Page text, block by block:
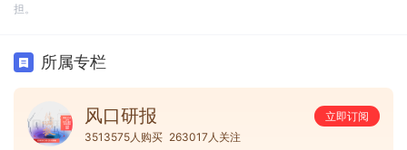
担。
所属专栏
风口研报
立即订阅
3513575人购买 263017人关注